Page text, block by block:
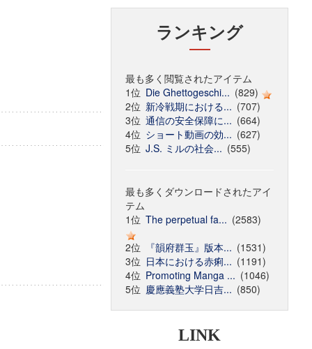
ランキング
最も多く閲覧されたアイテム
1位 Die Ghettogeschi... (829)
2位 新冷戦期における... (707)
3位 通信の安全保障に... (664)
4位 ショート動画の効... (627)
5位 J.S. ミルの社会... (555)
最も多くダウンロードされたアイ
テム
1位 The perpetual fa... (2583)
2位
『韻府群玉』版本... (1531)
3位 日本における赤痢... (1191)
4位 Promoting Manga ... (1046)
5位 慶應義塾大学日吉... (850)
LINK